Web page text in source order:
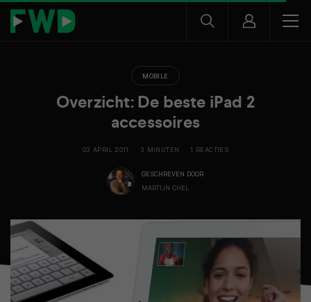
MOBILE
Overzicht: De beste iPad 2
accessoires
03 APRIL 2011 3 MINUTEN 1 REACTIES
GESCHREVEN DOOR
MARTIJN CHEL